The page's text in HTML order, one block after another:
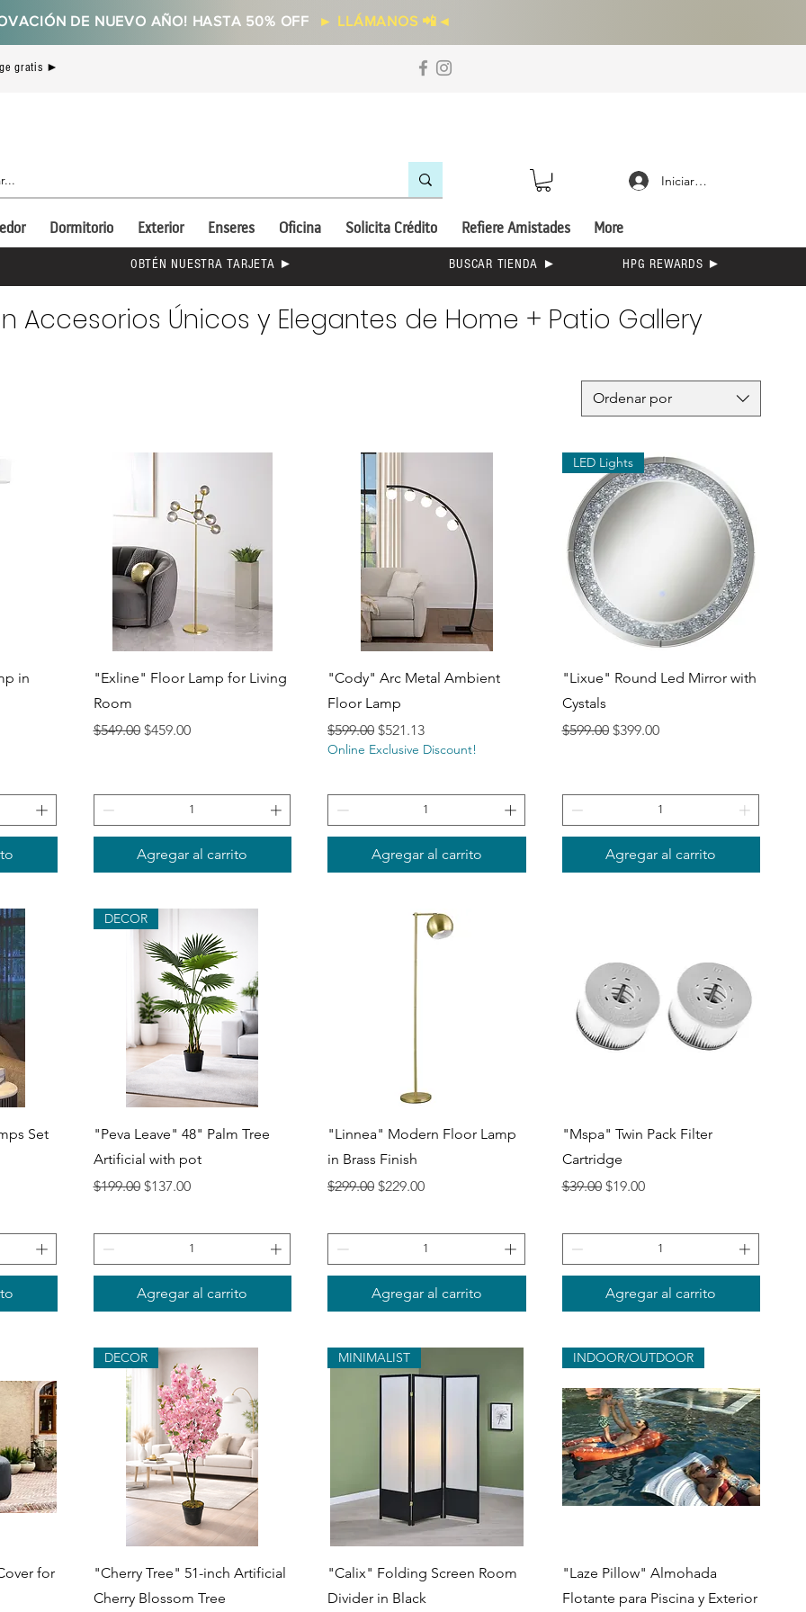
DE NUEVO AÑO! HASTA 50% OFF ► LLÁMANOS 📲 ◄
gratis ►
Iniciar sesión
Dormitorio Exterior Enseres Oficina Solicita Crédito Refiere Amistades More
OBTÉN NUESTRA TARJETA ► BUSCAR TIENDA ► HPG REWARDS ►
Accesorios Únicos y Elegantes de Home + Patio Gallery
Ordenar por
in
Vista rápida
"Exline" Floor Lamp for Living
Room
Precio
$549.00 Precio de oferta
$459.00
Agregar al carrito
Vista rápida
"Cody" Arc Metal Ambient
Floor Lamp
Precio
$599.00 Precio de oferta
$521.13
Online Exclusive Discount!
Agregar al carrito
Vista rápida
LED Lights
"Lixue" Round Led Mirror with
Cystals
Precio
$599.00 Precio de oferta
$399.00
Agregar al carrito
Set
Vista rápida
DECOR
"Peva Leave" 48" Palm Tree
Artificial with pot
Precio
$199.00 Precio de oferta
$137.00
Agregar al carrito
Vista rápida
"Linnea" Modern Floor Lamp
in Brass Finish
Precio
$299.00 Precio de oferta
$229.00
Agregar al carrito
Vista rápida
"Mspa" Twin Pack Filter
Cartridge
Precio
$39.00 Precio de oferta
$19.00
Agregar al carrito
for
Vista rápida
DECOR
"Cherry Tree" 51-inch Artificial
Cherry Blossom Tree
Vista rápida
MINIMALIST
"Calix" Folding Screen Room
Divider in Black
Vista rápida
INDOOR/OUTDOOR
"Laze Pillow" Almohada
Flotante para Piscina y Exterior